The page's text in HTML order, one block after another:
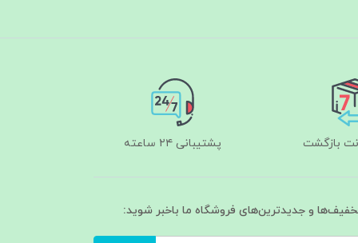
پشتیبانی ۲۴ ساعته
و جدیدترین‌های فروشگاه ما باخبر شوید: